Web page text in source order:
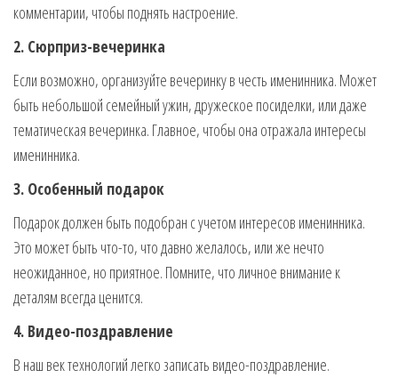
комментарии, чтобы поднять настроение.
2. Сюрприз-вечеринка
Если возможно, организуйте вечеринку в честь именинника. Может
быть небольшой семейный ужин, дружеское посиделки, или даже
тематическая вечеринка. Главное, чтобы она отражала интересы
именинника.
3. Особенный подарок
Подарок должен быть подобран с учетом интересов именинника.
Это может быть что-то, что давно желалось, или же нечто
неожиданное, но приятное. Помните, что личное внимание к
деталям всегда ценится.
4. Видео-поздравление
В наш век технологий легко записать видео-поздравление.